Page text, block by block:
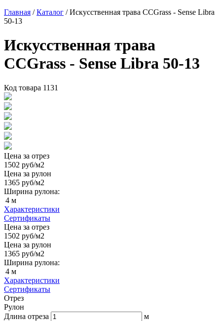
Главная /Каталог /Искусственная трава CCGrass - Sense Libra
50-13
Искусственная трава
CCGrass - Sense Libra 50-13
Код товара 1131
Цена за отрез
1502 руб/м2
Цена за рулон
1365 руб/м2
Ширина рулона:
4 м
Характеристики
Сертификаты
Цена за отрез
1502 руб/м2
Цена за рулон
1365 руб/м2
Ширина рулона:
4 м
Характеристики
Сертификаты
Отрез
Рулон
Длина отреза
м